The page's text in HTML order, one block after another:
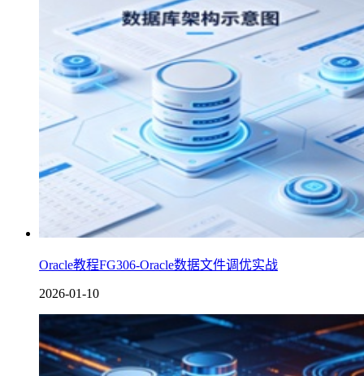
Oracle教程FG306-Oracle数据文件调优实战
2026-01-10